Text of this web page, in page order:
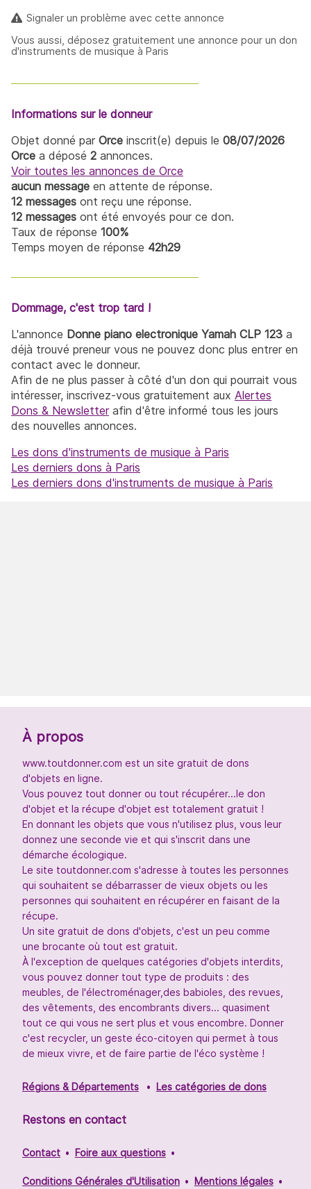
Signaler un problème avec cette annonce
Vous aussi, déposez gratuitement une annonce pour un don
d'instruments de musique à Paris
Informations sur le donneur
Objet donné par Orce inscrit(e) depuis le 08/07/2026
Orce a déposé 2 annonces.
Voir toutes les annonces de Orce
aucun message en attente de réponse.
12 messages ont reçu une réponse.
12 messages ont été envoyés pour ce don.
Taux de réponse 100%
Temps moyen de réponse 42h29
Dommage, c'est trop tard !
L'annonce Donne piano electronique Yamah CLP 123 a
déjà trouvé preneur vous ne pouvez donc plus entrer en
contact avec le donneur.
Afin de ne plus passer à côté d'un don qui pourrait vous
intéresser, inscrivez-vous gratuitement aux Alertes
Dons & Newsletterafin d'être informé tous les jours
des nouvelles annonces.
Les dons d'instruments de musique à Paris
Les derniers dons à Paris
Les derniers dons d'instruments de musique à Paris
À propos
www.toutdonner.com est un site gratuit de dons
d'objets en ligne.
Vous pouvez tout donner ou tout récupérer...le don
d'objet et la récupe d'objet est totalement gratuit !
En donnant les objets que vous n'utilisez plus, vous leur
donnez une seconde vie et qui s'inscrit dans une
démarche écologique.
Le site toutdonner.com s'adresse à toutes les personnes
qui souhaitent se débarrasser de vieux objets ou les
personnes qui souhaitent en récupérer en faisant de la
récupe.
Un site gratuit de dons d'objets, c'est un peu comme
une brocante où tout est gratuit.
À l'exception de quelques catégories d'objets interdits,
vous pouvez donner tout type de produits : des
meubles, de l'électroménager,des babioles, des revues,
des vêtements, des encombrants divers... quasiment
tout ce qui vous ne sert plus et vous encombre. Donner
c'est recycler, un geste éco-citoyen qui permet à tous
de mieux vivre, et de faire partie de l'éco système !
Régions & Départements Les catégories de dons
Restons en contact
Contact Foire aux questions
Conditions Générales d'Utilisation Mentions légales